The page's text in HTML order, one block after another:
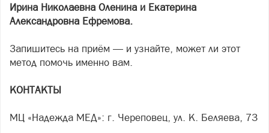
Ирина Николаевна Оленина и Екатерина
Александровна Ефремова.
Запишитесь на приём — и узнайте, может ли этот
метод помочь именно вам.
КОНТАКТЫ
МЦ «Надежда МЕД»: г. Череповец, ул. К. Беляева, 73